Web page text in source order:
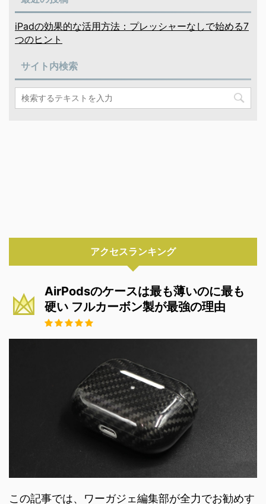
iPadの効果的な活用方法：プレッシャーなしで始める7
つのヒント
サイト内検索
アクセスランキング
AirPodsのケースは最も薄いのに最も
硬い フルカーボン製が最強の理由
この記事では、ワーガジェ編集部が全力でお勧めす